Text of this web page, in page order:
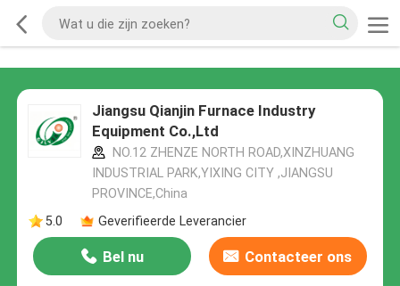
Jiangsu Qianjin Furnace Industry
Equipment Co.,Ltd
NO.12 ZHENZE NORTH ROAD,XINZHUANG
INDUSTRIAL PARK,YIXING CITY ,JIANGSU
PROVINCE,China
5.0
Geverifieerde Leverancier
Bel nu Contacteer ons